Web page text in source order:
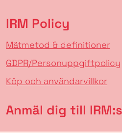
IRM Policy
Mätmetod & definitioner
GDPR/Personuppgiftpolicy
Köp och användarvillkor
Anmäl dig till